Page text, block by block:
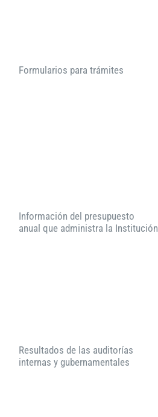
Formularios para trámites
Información del presupuesto
anual que administra la Institución
Resultados de las auditorías
internas y gubernamentales